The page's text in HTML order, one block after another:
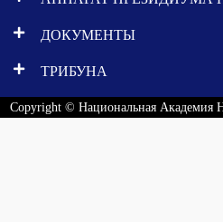
ДОКУМЕНТЫ
ТРИБУНА
Copyright © Национальная Академия